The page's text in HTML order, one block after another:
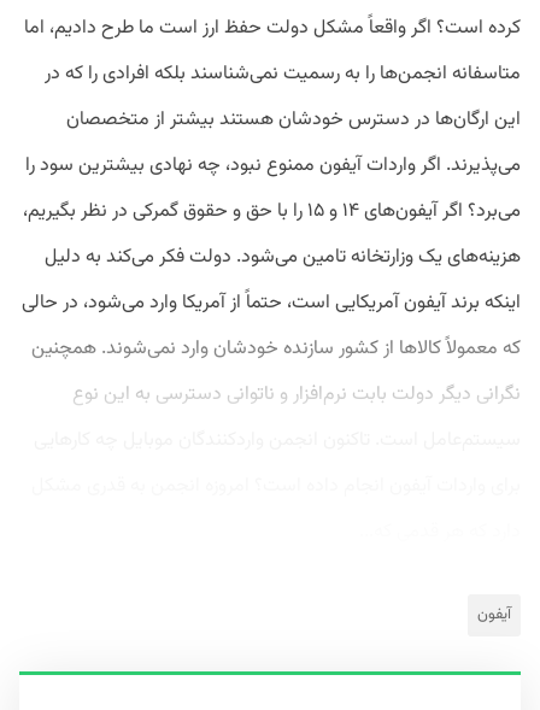
کرده است؟ اگر واقعاً مشکل دولت حفظ ارز است ما طرح دادیم، اما
متاسفانه انجمن‌ها را به رسمیت نمی‌شناسند بلکه افرادی را که در
این ارگان‌ها در دسترس خودشان هستند بیشتر از متخصصان
می‌پذیرند. اگر واردات آیفون ممنوع نبود، چه نهادی بیشترین سود را
می‌‌برد؟ اگر آیفون‌های ۱۴ و ۱۵ را با حق و حقوق گمرکی در نظر بگیریم،
هزینه‌های یک وزارتخانه تامین می‌‌شود. دولت فکر می‌کند به دلیل
اینکه برند آیفون آمریکایی است، حتماً از آمریکا وارد می‌شود، در حالی
که معمولاً کالاها از کشور سازنده خودشان وارد نمی‌شوند. همچنین
نگرانی دیگر دولت بابت نرم‌افزار و ناتوانی دسترسی به این نوع
آیفون